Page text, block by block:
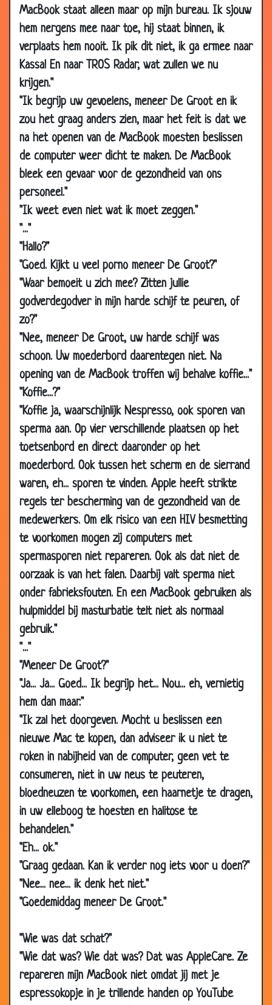
MacBook staat alleen maar op mijn bureau. Ik sjouw
hem nergens mee naar toe, hij staat binnen, ik
verplaats hem nooit. Ik pik dit niet, ik ga ermee naar
Kassa! En naar TROS Radar, wat zullen we nu
krijgen."
"Ik begrijp uw gevoelens, meneer De Groot en ik
zou het graag anders zien, maar het feit is dat we
na het openen van de MacBook moesten beslissen
de computer weer dicht te maken. De MacBook
bleek een gevaar voor de gezondheid van ons
personeel."
"Ik weet even niet wat ik moet zeggen."
"..."
"Hallo?"
"Goed. Kijkt u veel porno meneer De Groot?"
"Waar bemoeit u zich mee? Zitten jullie
godverdegodver in mijn harde schijf te peuren, of
zo?"
"Nee, meneer De Groot, uw harde schijf was
schoon. Uw moederbord daarentegen niet. Na
opening van de MacBook troffen wij behalve koffie..."
"Koffie...?"
"Koffie ja, waarschijnlijk Nespresso, ook sporen van
sperma aan. Op vier verschillende plaatsen op het
toetsenbord en direct daaronder op het
moederbord. Ook tussen het scherm en de sierrand
waren, eh... sporen te vinden. Apple heeft strikte
regels ter bescherming van de gezondheid van de
medewerkers. Om elk risico van een HIV besmetting
te voorkomen mogen zij computers met
spermasporen niet repareren. Ook als dat niet de
oorzaak is van het falen. Daarbij valt sperma niet
onder fabrieksfouten. En een MacBook gebruiken als
hulpmiddel bij masturbatie telt niet als normaal
gebruik."
"..."
"Meneer De Groot?"
"Ja... Ja... Goed... Ik begrijp het... Nou... eh, vernietig
hem dan maar."
"Ik zal het doorgeven. Mocht u beslissen een
nieuwe Mac te kopen, dan adviseer ik u niet te
roken in nabijheid van de computer, geen vet te
consumeren, niet in uw neus te peuteren,
bloedneuzen te voorkomen, een haarnetje te dragen,
in uw elleboog te hoesten en halitose te
behandelen."
"Eh... ok."
"Graag gedaan. Kan ik verder nog iets voor u doen?"
"Nee... nee... ik denk het niet."
"Goedemiddag meneer De Groot."
"Wie was dat schat?"
"Wie dat was? Wie dat was? Dat was AppleCare. Ze
repareren mijn MacBook niet omdat jij met je
espressokopje in je trillende handen op YouTube
2010
Huurmoordenaar gezocht
30 Jan
2010
Politieke oplossing
20 Jan
2010
20 Jan
2010
Eerst passen 3.43
20 Jan
2010
Tegenbod 3.50
20 Jan
2010
Berenjager
20 Jan
2010
18 Jan
2010
Stukje vlees
17 Jan
2010
De 3 Zonden 3.33
17 Jan
2010
Parkeerplaats
06 Jan
2010
De voorspelling 3.50
30 Dec
2009
Schuur 3.67
30 Dec
2009
Schwein
27 Dec
Hij past niet 3.44
23 Dec
Berenjacht 3.74
2009
Encyclopedie verkoper 2.79
23 Dec
2009
Van de kerstman
23 Dec
2009
Nieuwe trein
23 Dec
2009
23 Dec
2009
Golfen 3.81
17 Dec
2009
Hout hakken
17 Dec
2009
Mond op mond
16 Dec
2009
Alweer te laat 2.94
16 Dec
2009
Het verschil
16 Dec
2009
Gemis 3.16
05 Dec
Taart
04 Dec
2009
Scherpschutter
04 Dec
2009
Afwijzing